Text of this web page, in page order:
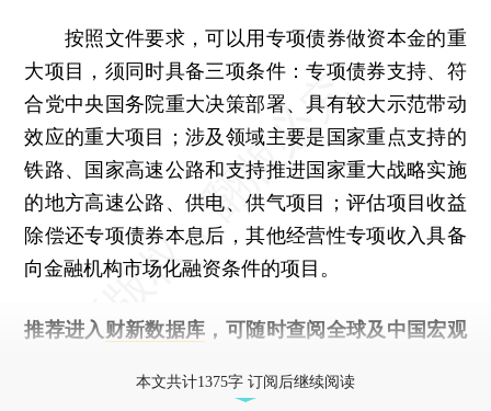
按照文件要求，可以用专项债券做资本金的重
大项目，须同时具备三项条件：专项债券支持、符
合党中央国务院重大决策部署、具有较大示范带动
效应的重大项目；涉及领域主要是国家重点支持的
铁路、国家高速公路和支持推进国家重大战略实施
的地方高速公路、供电、供气项目；评估项目收益
除偿还专项债券本息后，其他经营性专项收入具备
向金融机构市场化融资条件的项目。
推荐进入 财新数据库 ，可随时查阅全球及中国宏观
本文共计1375字 订阅后继续阅读